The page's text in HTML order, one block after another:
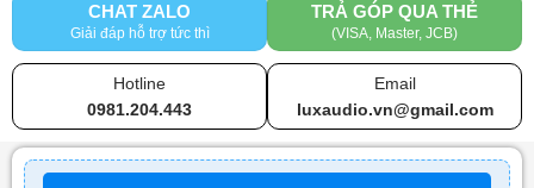
CHAT ZALO
Giải đáp hỗ trợ tức thì
TRẢ GÓP QUA THẺ
(VISA, Master, JCB)
Hotline
0981.204.443
Email
luxaudio.vn@gmail.com